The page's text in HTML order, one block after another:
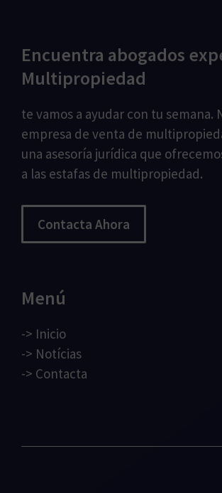
Encuentra abogados
Multipropiedad
te vamos a ayudar con tu semana.
empresa de venta de
una asesoría jurídica que
a las estafas de multipropiedad.
Contacta Ahora
Menú
-> Inicio
-> Notícias
-> Contacta